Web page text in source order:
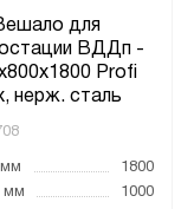
для
ВДДп -
Profi
нерж. сталь
1800
мм
1000